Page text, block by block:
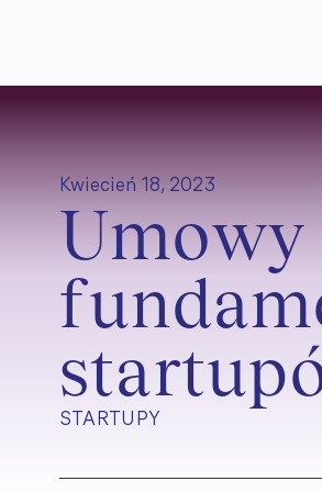
Kwiecień 18, 2023
Umowy
fundam
startup
STARTUPY